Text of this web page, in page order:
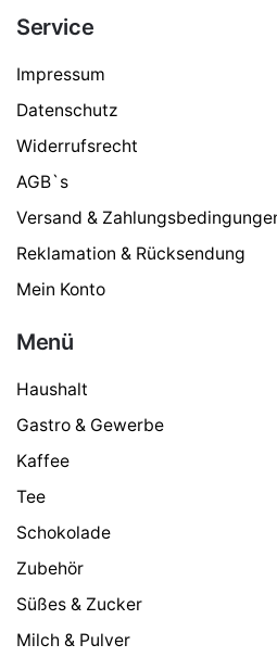
Service
Impressum
Datenschutz
Widerrufsrecht
AGB`s
Versand &
Reklamation & Rücksendung
Mein Konto
Menü
Haushalt
Gastro & Gewerbe
Kaffee
Tee
Schokolade
Zubehör
Süßes & Zucker
Milch & Pulver